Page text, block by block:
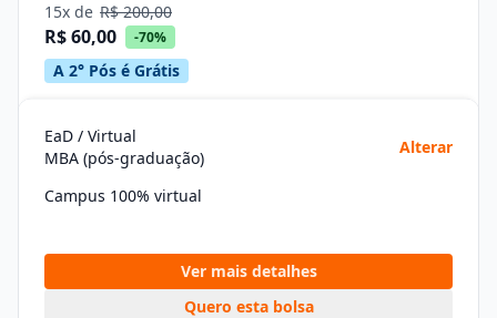
15x de R$ 200,00
R$ 60,00 -70%
A 2° Pós é Grátis
EaD / Virtual
MBA (pós-graduação)
Alterar
Campus 100% virtual
Ver mais detalhes
Quero esta bolsa